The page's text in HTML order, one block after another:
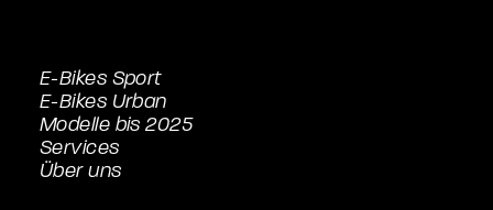
E-Bikes Sport
E-Bikes Urban
Modelle bis 2025
Services
Über uns